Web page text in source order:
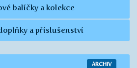
balíčky a kolekce
a příslušenství
ARCHIV